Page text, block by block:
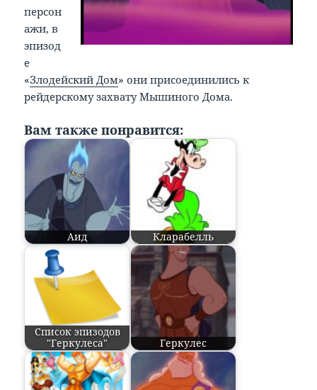
персон
ажи, в
эпизод
е
«Злодейский Дом» они присоединились к
рейдерскому захвату Мышиного Дома.
Вам также понравится:
Аид Кларабелль
Список эпизодов
"Геркулеса"
Геркулес